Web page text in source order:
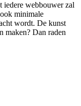
iedere webbouwer zal
minimale
wordt. De kunst
maken? Dan raden